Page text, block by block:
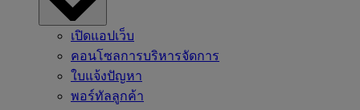
เปิดแอปเว็บ
คอนโซลการบริหารจัดการ
ใบแจ้งปัญหา
พอร์ทัลลูกค้า